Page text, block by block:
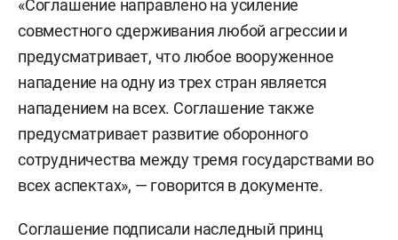
«Соглашение направлено на усиление
совместного сдерживания любой агрессии и
предусматривает, что любое вооруженное
нападение на одну из трех стран является
нападением на всех. Соглашение также
предусматривает развитие оборонного
сотрудничества между тремя государствами во
всех аспектах», — говорится в документе.
Соглашение подписали наследный принц